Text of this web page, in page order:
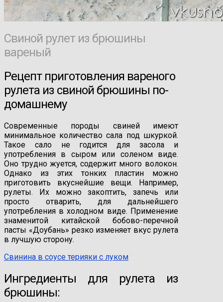
Свиной рулет из брюшины
вареный
Рецепт приготовления вареного
рулета из свиной брюшины по-
домашнему
Современные породы свиней имеют
минимальное количество сала под шкуркой.
Такое сало не годится для засола и
употребления в сыром или соленом виде.
Оно трудно жуется, содержит много волокон.
Однако из этих тонких пластин можно
приготовить вкуснейшие вещи. Например,
рулеты. Их можно закоптить, запечь или
просто отварить, для дальнейшего
употребления в холодном виде. Применение
знаменитой китайской бобово-перечной
пасты «Доубань» резко изменяет вкус рулета
в лучшую сторону.
Свинина в соусе терияки с луком
Ингредиенты для рулета из
брюшины: